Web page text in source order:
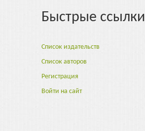
Быстрые ссылки
Список издательств
Список авторов
Регистрация
Войти на сайт